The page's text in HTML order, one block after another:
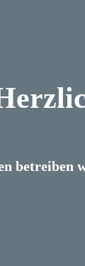
betreiben